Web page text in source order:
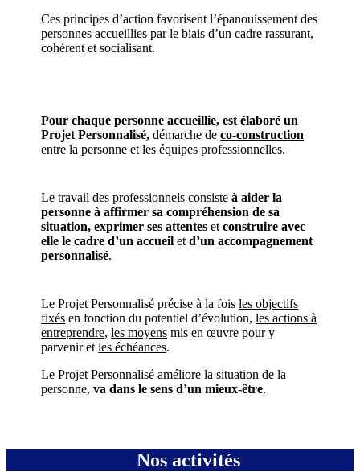
Ces principes d’action favorisent l’épanouissement des
personnes accueillies par le biais d’un cadre rassurant,
cohérent et socialisant.
Pour chaque personne accueillie, est élaboré un
Projet Personnalisé,démarche deco-construction
entre la personne et les équipes professionnelles.
Le travail des professionnels consisteà aider la
personne à affirmer sa compréhension de sa
situation, exprimer ses attentes et construire avec
elle le cadre d’un accueil et d’un accompagnement
personnalisé.
Le Projet Personnalisé précise à la foisles objectifs
fixés en fonction du potentiel d’évolution,les actions à
entreprendre,les moyens mis en œuvre pour y
parvenir etles échéances.
Le Projet Personnalisé améliore la situation de la
personne,va dans le sens d’un mieux-être.
Nos activités